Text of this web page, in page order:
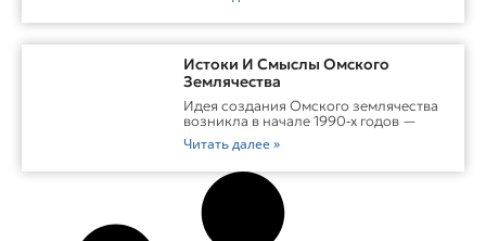
Истоки И Смыслы Омского
Землячества
Идея создания Омского землячества
возникла в начале 1990‑х годов —
Читать далее »